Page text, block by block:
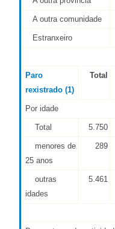
A outra comunidade
Estranxeiro
Paro
rexistrado (1)
Total
Por idade
Total 5.750
menores de
25 anos
289
outras
idades
5.461